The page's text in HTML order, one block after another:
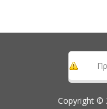
Copyright